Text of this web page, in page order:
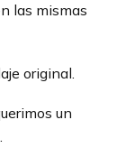
las mismas
original.
un